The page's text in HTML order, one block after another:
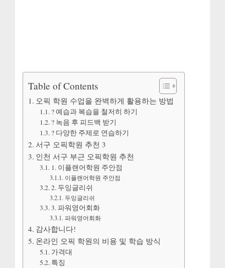
Table of Contents
오픽 학원 수업을 완벽하게 활용하는 방법
? 예습과 복습을 철저히 하기
?️ 녹음 후 피드백 받기
? 다양한 주제로 연습하기
서구 오픽학원 추천 3
인천 서구 부근 오픽학원 추천
1. 이플랜어학원 주안점
이플랜어학원 주안점
2. 두잉글리쉬
두잉글리쉬
3. 파워영어회화
파워영어회화
감사합니다!
온라인 오픽 학원의 비용 및 학습 방식
가격대
특징